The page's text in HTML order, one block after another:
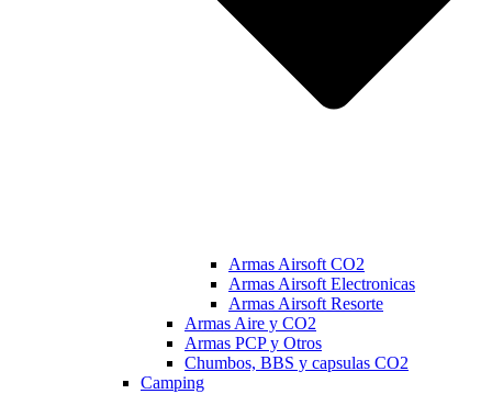
Armas Airsoft CO2
Armas Airsoft Electronicas
Armas Airsoft Resorte
Armas Aire y CO2
Armas PCP y Otros
Chumbos, BBS y capsulas CO2
Camping